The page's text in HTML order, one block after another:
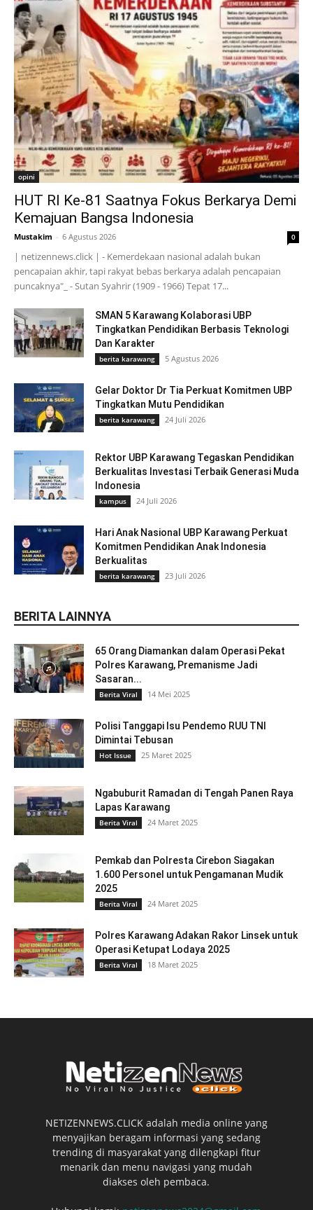
opini
HUT RI Ke-81 Saatnya Fokus Berkarya Demi
Kemajuan Bangsa Indonesia
Mustakim - 6 Agustus 2026 0
| netizennews.click | - Kemerdekaan nasional adalah bukan
pencapaian akhir, tapi rakyat bebas berkarya adalah pencapaian
puncaknya"_ - Sutan Syahrir (1909 - 1966) Tepat 17...
SMAN 5 Karawang Kolaborasi UBP
Tingkatkan Pendidikan Berbasis Teknologi
Dan Karakter
berita karawang 5 Agustus 2026
Gelar Doktor Dr Tia Perkuat Komitmen UBP
Tingkatkan Mutu Pendidikan
berita karawang 24 Juli 2026
Rektor UBP Karawang Tegaskan Pendidikan
Berkualitas Investasi Terbaik Generasi Muda
Indonesia
kampus 24 Juli 2026
Hari Anak Nasional UBP Karawang Perkuat
Komitmen Pendidikan Anak Indonesia
Berkualitas
berita karawang 23 Juli 2026
BERITA LAINNYA
65 Orang Diamankan dalam Operasi Pekat
Polres Karawang, Premanisme Jadi
Sasaran...
Berita Viral 14 Mei 2025
Polisi Tanggapi Isu Pendemo RUU TNI
Dimintai Tebusan
Hot Issue 25 Maret 2025
Ngabuburit Ramadan di Tengah Panen Raya
Lapas Karawang
Berita Viral 24 Maret 2025
Pemkab dan Polresta Cirebon Siagakan
1.600 Personel untuk Pengamanan Mudik
2025
Berita Viral 24 Maret 2025
Polres Karawang Adakan Rakor Linsek untuk
Operasi Ketupat Lodaya 2025
Berita Viral 18 Maret 2025
NETIZENNEWS.CLICK adalah media online yang
menyajikan beragam informasi yang sedang
trending di masyarakat yang dilengkapi fitur
menarik dan menu navigasi yang mudah
diakses oleh pembaca.